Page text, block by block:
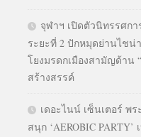
จุฬาฯ เปิดตัวนิทรรศกา
ระยะที่ 2 ปักหมุดย่านไชน่
โยงมรดกเมืองสามัญด้าน
สร้างสรรค์
เดอะไนน์ เซ็นเตอร์ พ
สนุก ‘AEROBIC